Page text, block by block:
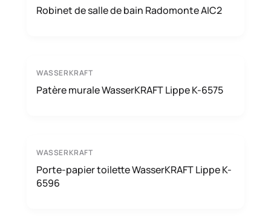
Robinet de salle de bain Radomonte AIC2
WASSERKRAFT
Patère murale WasserKRAFT Lippe K-6575
WASSERKRAFT
Porte-papier toilette WasserKRAFT Lippe K-
6596